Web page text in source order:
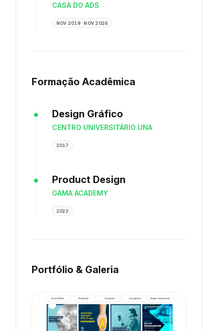
CASA DO ADS
NOV 2019 · NOV 2026
Formação Acadêmica
Design Gráfico
CENTRO UNIVERSITÁRIO UNA
2017
Product Design
GAMA ACADEMY
2022
Portfólio & Galeria